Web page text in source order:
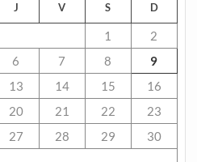
J V S D
1
2
6 7 8
9
13 14 15
16
20 21 22
23
27 28 29
30